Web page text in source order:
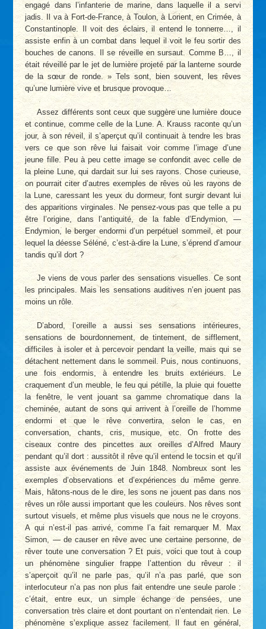
engagé dans l’infanterie de marine, dans laquelle il a servi
jadis. Il va à Fort-de-France, à Toulon, à Lorient, en Crimée, à
Constantinople. Il voit des éclairs, il entend le tonnerre…, il
assiste enfin à un combat dans lequel il voit le feu sortir des
bouches de canons. Il se réveille en sursaut. Comme B…, il
était réveillé par le jet de lumière projeté par la lanterne sourde
de la sœur de ronde. » Tels sont, bien souvent, les rêves
qu’une lumière vive et brusque provoque…
Assez différents sont ceux que suggère une lumière douce
et continue, comme celle de la Lune. A. Krauss raconte qu’un
jour, à son réveil, il s’aperçut qu’il continuait à tendre les bras
vers ce que son rêve lui faisait voir comme l’image d’une
jeune fille. Peu à peu cette image se confondit avec celle de
la pleine Lune, qui dardait sur lui ses rayons. Chose curieuse,
on pourrait citer d’autres exemples de rêves où les rayons de
la Lune, caressant les yeux du dormeur, font surgir devant lui
des apparitions virginales. Ne pensez-vous pas que telle a pu
être l’origine, dans l’antiquité, de la fable d’Endymion, —
Endymion, le berger endormi d’un perpétuel sommeil, et pour
lequel la déesse Séléné, c’est-à-dire la Lune, s’éprend d’amour
tandis qu’il dort ?
Je viens de vous parler des sensations visuelles. Ce sont
les principales. Mais les sensations auditives n’en jouent pas
moins un rôle.
D’abord, l’oreille a aussi ses sensations intérieures,
sensations de bourdonnement, de tintement, de sifflement,
difficiles à isoler et à percevoir pendant la veille, mais qui se
détachent nettement dans le sommeil. Puis, nous continuons,
une fois endormis, à entendre les bruits extérieurs. Le
craquement d’un meuble, le feu qui pétille, la pluie qui fouette
la fenêtre, le vent jouant sa gamme chromatique dans la
cheminée, autant de sons qui arrivent à l’oreille de l’homme
endormi et que le rêve convertira, selon le cas, en
conversation, chants, cris, musique, etc. On frotte des
ciseaux contre des pincettes aux oreilles d’Alfred Maury
pendant qu’il dort : aussitôt il rêve qu’il entend le tocsin et qu’il
assiste aux événements de Juin 1848. Nombreux sont les
exemples d’observations et d’expériences du même genre.
Mais, hâtons-nous de le dire, les sons ne jouent pas dans nos
rêves un rôle aussi important que les couleurs. Nos rêves sont
surtout visuels, et même plus visuels que nous ne le croyons.
A qui n’est-il pas arrivé, comme l’a fait remarquer M. Max
Simon, — de causer en rêve avec une certaine personne, de
rêver toute une conversation ? Et puis, voici que tout à coup
un phénomène singulier frappe l’attention du rêveur : il
s’aperçoit qu’il ne parle pas, qu’il n’a pas parlé, que son
interlocuteur n’a pas non plus fait entendre une seule parole :
c’était, entre eux, un simple échange de pensées, une
conversation très claire et dont pourtant on n’entendait rien. Le
phénomène s’explique assez facilement. Il faut en général,